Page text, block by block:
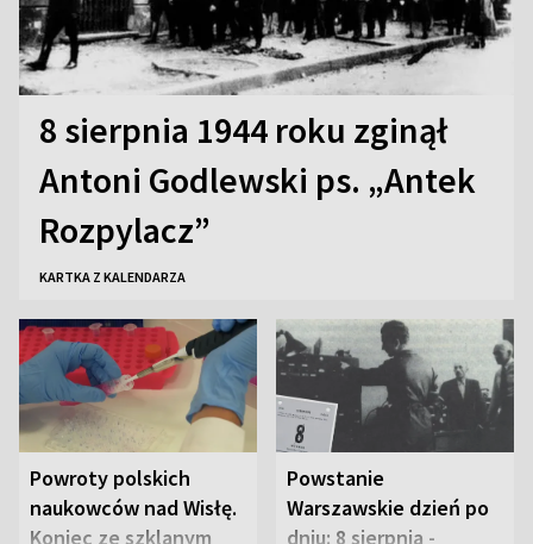
8 sierpnia 1944 roku zginął
Antoni Godlewski ps. „Antek
Rozpylacz”
KARTKA Z KALENDARZA
Powroty polskich
naukowców nad Wisłę.
Koniec ze szklanym
Powstanie
Warszawskie dzień po
dniu: 8 sierpnia -